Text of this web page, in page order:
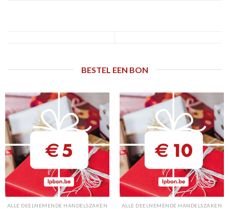
BESTEL EEN BON
ALLE DEELNEMENDE HANDELSZAKEN ALLE DEELNEMENDE HANDELSZAKEN